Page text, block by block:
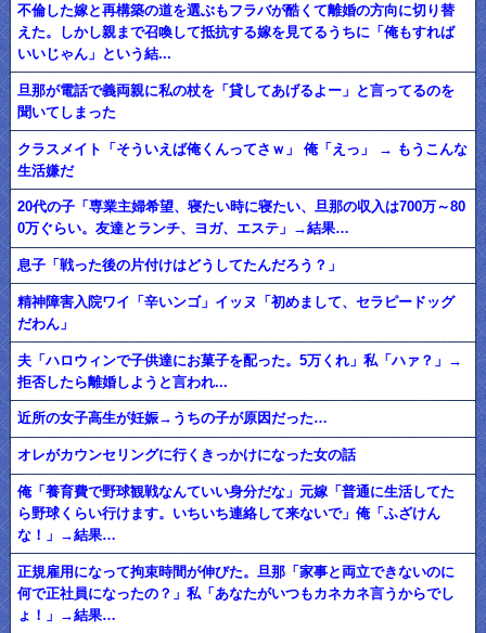
不倫した嫁と再構築の道を選ぶもフラバが酷くて離婚の方向に切り替
えた。しかし親まで召喚して抵抗する嫁を見てるうちに「俺もすれば
いいじゃん」という結...
旦那が電話で義両親に私の杖を「貸してあげるよー」と言ってるのを
聞いてしまった
クラスメイト「そういえば俺くんってさｗ」 俺「えっ」 → もうこんな
生活嫌だ
20代の子「専業主婦希望、寝たい時に寝たい、旦那の収入は700万～80
0万ぐらい。友達とランチ、ヨガ、エステ」→結果…
息子「戦った後の片付けはどうしてたんだろう？」
精神障害入院ワイ「辛いンゴ」イッヌ「初めまして、セラピードッグ
だわん」
夫「ハロウィンで子供達にお菓子を配った。5万くれ」私「ハァ？」→
拒否したら離婚しようと言われ...
近所の女子高生が妊娠→うちの子が原因だった…
オレがカウンセリングに行くきっかけになった女の話
俺「養育費で野球観戦なんていい身分だな」元嫁「普通に生活してた
ら野球くらい行けます。いちいち連絡して来ないで」俺「ふざけん
な！」→結果…
正規雇用になって拘束時間が伸びた。旦那「家事と両立できないのに
何で正社員になったの？」私「あなたがいつもカネカネ言うからでし
ょ！」→結果…